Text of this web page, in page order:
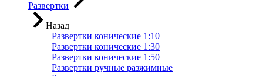
Развертки
Назад
Развертки конические 1:10
Развертки конические 1:30
Развертки конические 1:50
Развертки ручные разжимные